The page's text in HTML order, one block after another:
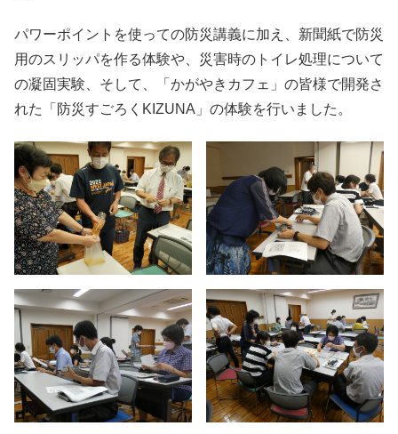
パワーポイントを使っての防災講義に加え、新聞紙で防災
用のスリッパを作る体験や、災害時のトイレ処理について
の凝固実験、そして、「かがやきカフェ」の皆様で開発さ
れた「防災すごろくKIZUNA」の体験を行いました。